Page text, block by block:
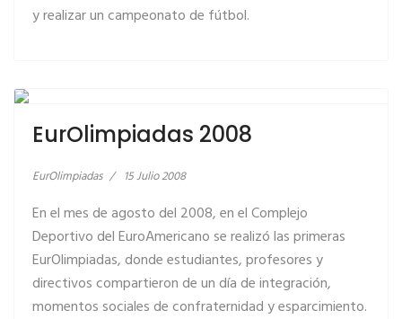
y realizar un campeonato de fútbol.
EurOlimpiadas 2008
EurOlimpiadas 15 Julio 2008
En el mes de agosto del 2008, en el Complejo
Deportivo del EuroAmericano se realizó las primeras
EurOlimpiadas, donde estudiantes, profesores y
directivos compartieron de un día de integración,
momentos sociales de confraternidad y esparcimiento.